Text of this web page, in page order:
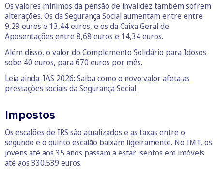
Os valores mínimos da pensão de invalidez também sofrem
alterações. Os da Segurança Social aumentam entre entre
9,29 euros e 13,44 euros, e os da Caixa Geral de
Aposentações entre 8,68 euros e 14,34 euros.
Além disso, o valor do Complemento Solidário para Idosos
sobe 40 euros, para 670 euros por mês.
Leia ainda: IAS 2026: Saiba como o novo valor afeta as
prestações sociais da Segurança Social
Impostos
Os escalões de IRS são atualizados e as taxas entre o
segundo e o quinto escalão baixam ligeiramente. No IMT, os
jovens até aos 35 anos passam a estar isentos em imóveis
até aos 330.539 euros.